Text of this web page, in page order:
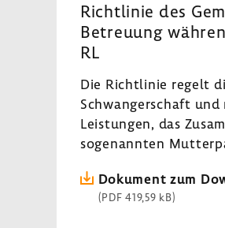
Richtlinie des
Betreuung
RL
Die Richtlinie regelt
Schwangerschaft
Leistungen, das
sogenannten
Dokument zum
(PDF 419,59 kB)